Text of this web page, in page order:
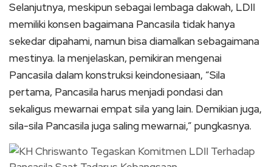
Selanjutnya, meskipun sebagai lembaga dakwah, LDII
memiliki konsen bagaimana Pancasila tidak hanya
sekedar dipahami, namun bisa diamalkan sebagaimana
mestinya. Ia menjelaskan, pemikiran mengenai
Pancasila dalam konstruksi keindonesiaan, “Sila
pertama, Pancasila harus menjadi pondasi dan
sekaligus mewarnai empat sila yang lain. Demikian juga,
sila-sila Pancasila juga saling mewarnai,” pungkasnya.